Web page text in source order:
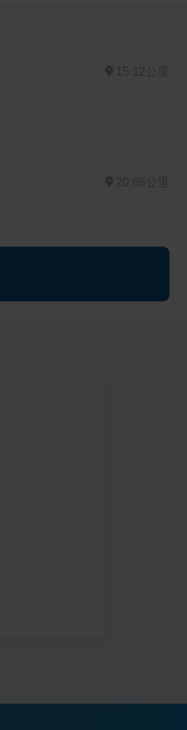
15.12公里
20.65公里